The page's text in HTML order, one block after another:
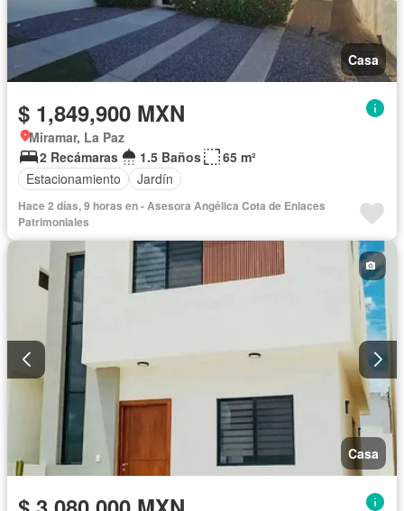
Casa
$ 1,849,900 MXN
Miramar, La Paz
2 Recámaras
1.5 Baños
65 m²
Estacionamiento
Jardín
Hace 2 días, 9 horas en - Asesora Angélica Cota de Enlaces
Patrimoniales
Casa